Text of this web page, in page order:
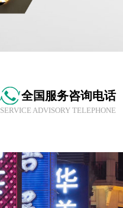
全国服务咨询电话
SERVICE ADVISORY TELEPHONE